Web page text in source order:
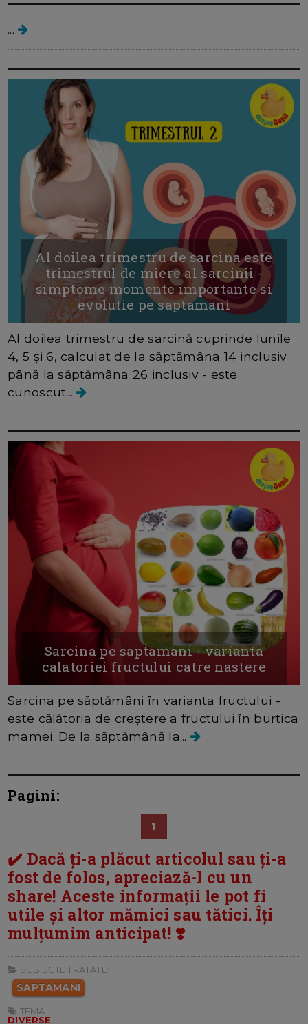
...
Al doilea trimestru de sarcina este
trimestrul de miere al sarcinii -
simptome momente importante si
evolutie pe saptamani
Al doilea trimestru de sarcină cuprinde lunile
4, 5 și 6, calculat de la săptămâna 14 inclusiv
până la săptămâna 26 inclusiv - este
cunoscut...
Sarcina pe saptamani - varianta
calatoriei fructului catre nastere
Sarcina pe săptămâni în varianta fructului -
este călătoria de creștere a fructului în burtica
mamei. De la săptămână la...
Pagini:
1
✔️ Dacă ți-a plăcut articolul sau ți-a
fost de folos, apreciază-l cu un
share! Aceste informații le pot fi
utile și altor mămici sau tătici. Îți
mulțumim anticipat! ❣️
SUBIECTE TRATATE:
SAPTAMANI
TEMA:
DIVERSE